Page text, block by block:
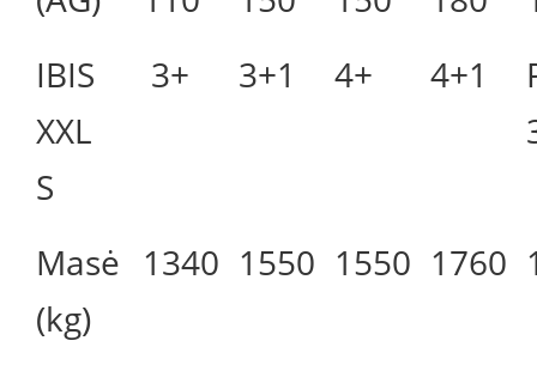
IBIS
XXL
S
3+ 3+1 4+ 4+1
Masė
(kg)
1340 1550 1550 1760